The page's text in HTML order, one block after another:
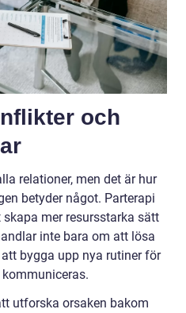
och
relationer, men det är hur
betyder något. Parterapi
mer resursstarka sätt
inte bara om att lösa
bygga upp nya rutiner för
utforska orsaken bakom